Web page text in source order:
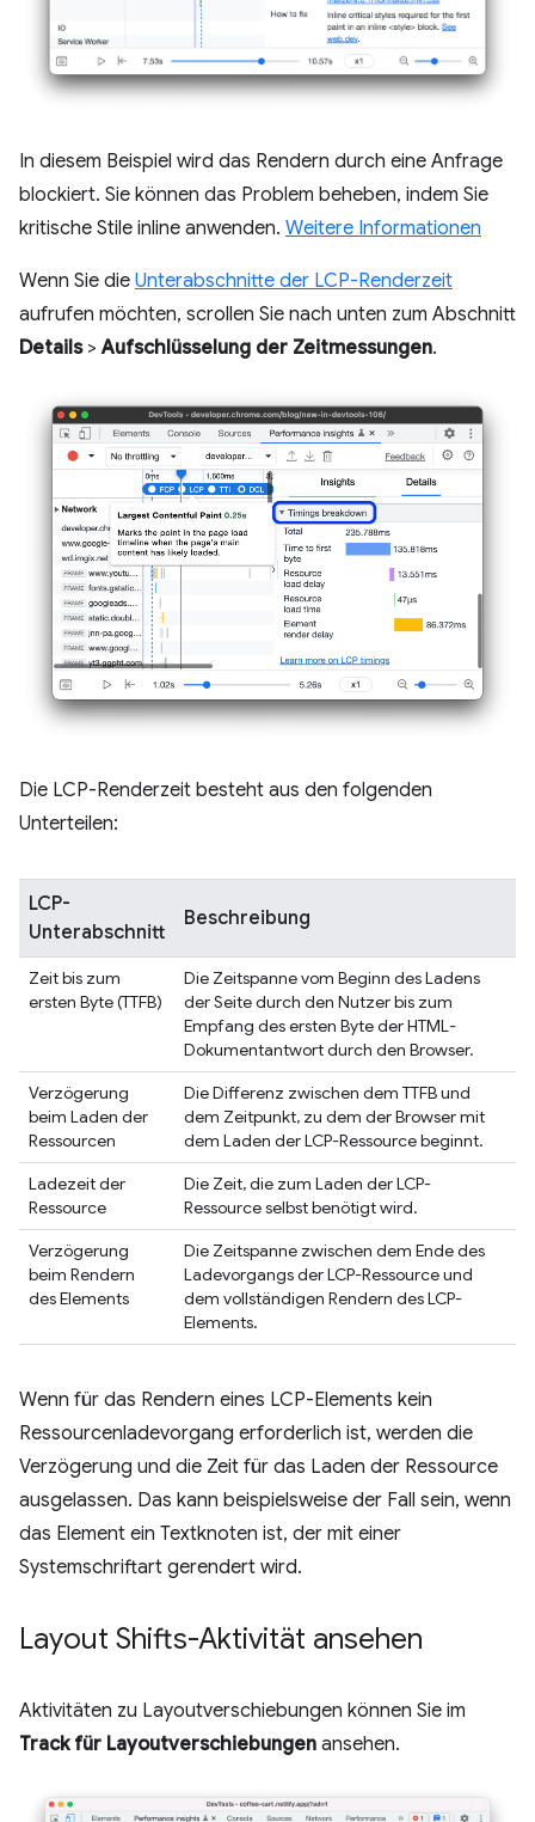
In diesem Beispiel wird das Rendern durch eine Anfrage
blockiert. Sie können das Problem beheben, indem Sie
kritische Stile inline anwenden. Weitere Informationen
Wenn Sie die Unterabschnitte der LCP-Renderzeit
aufrufen möchten, scrollen Sie nach unten zum Abschnitt
Details>Aufschlüsselung der Zeitmessungen.
Die LCP-Renderzeit besteht aus den folgenden
Unterteilen:
LCP-
Unterabschnitt
Beschreibung
Zeit bis zum
ersten Byte (TTFB)
Die Zeitspanne vom Beginn des Ladens
der Seite durch den Nutzer bis zum
Empfang des ersten Byte der HTML-
Dokumentantwort durch den Browser.
Verzögerung
beim Laden der
Ressourcen
Die Differenz zwischen dem TTFB und
dem Zeitpunkt, zu dem der Browser mit
dem Laden der LCP-Ressource beginnt.
Ladezeit der
Ressource
Die Zeit, die zum Laden der LCP-
Ressource selbst benötigt wird.
Verzögerung
beim Rendern
des Elements
Die Zeitspanne zwischen dem Ende des
Ladevorgangs der LCP-Ressource und
dem vollständigen Rendern des LCP-
Elements.
Wenn für das Rendern eines LCP-Elements kein
Ressourcenladevorgang erforderlich ist, werden die
Verzögerung und die Zeit für das Laden der Ressource
ausgelassen. Das kann beispielsweise der Fall sein, wenn
das Element ein Textknoten ist, der mit einer
Systemschriftart gerendert wird.
Layout Shifts-Aktivität ansehen
Aktivitäten zu Layoutverschiebungen können Sie im
Track für Layoutverschiebungen ansehen.